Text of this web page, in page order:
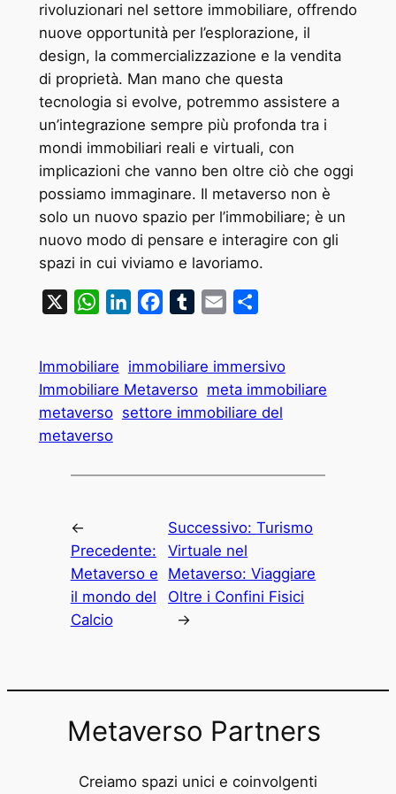
rivoluzionari nel settore immobiliare, offrendo
nuove opportunità per l’esplorazione, il
design, la commercializzazione e la vendita
di proprietà. Man mano che questa
tecnologia si evolve, potremmo assistere a
un’integrazione sempre più profonda tra i
mondi immobiliari reali e virtuali, con
implicazioni che vanno ben oltre ciò che oggi
possiamo immaginare. Il metaverso non è
solo un nuovo spazio per l’immobiliare; è un
nuovo modo di pensare e interagire con gli
spazi in cui viviamo e lavoriamo.
WhatsAppLinkedInFacebookTumblrEmail
Immobiliare immobiliare immersivo
Immobiliare Metaverso meta immobiliare
metaverso settore immobiliare del
metaverso
←
Precedente:
Metaverso e
il mondo del
Calcio
Successivo:Turismo
Virtuale nel
Metaverso: Viaggiare
Oltre i Confini Fisici
→
Metaverso Partners
Creiamo spazi unici e coinvolgenti